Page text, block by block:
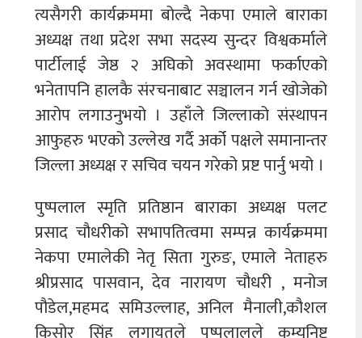
त्यसैगरी कार्यक्रममा बोल्दै नेकपा एमाले बाराका
अध्यक्ष तथा प्रदेश सभा सदस्य सुन्दर विश्वकर्माले
पार्टीलाई जेष्ठ २ अघिको अवस्थामा फर्काएको
भनेतापनि हालकै संरचनाबाट सञ्चालन गर्न खोजेको
आरोप लगाउनुभयो । उहाँले जिल्लाको संस्थापन
आफुहरु भएको उल्लेख गर्दै अर्को पक्षले समानान्तर
जिल्ला अध्यक्ष र सचिव चयन गरेको प्रष्ट पार्नु भयो ।
पुष्पलाल स्मृति प्रतिष्ठान बाराका अध्यक्ष पलट
प्रसाद चौधरीको सभापतित्वमा सम्पन्न कार्यक्रममा
नेकपा एमालेकी नेतृ सिता गुरुङ, एमाले नेताहरु
श्रीप्रसाद पासवान, देव नारायण चौधरी , मनोज
पौडेल,महमद समिउल्लाह, अनिल मैनाली,कौशल